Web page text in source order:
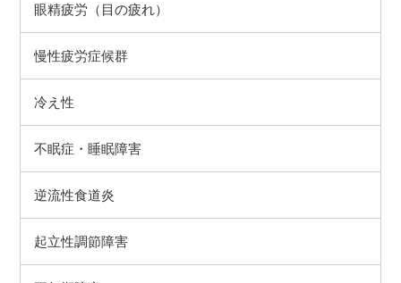
眼精疲労（目の疲れ）
慢性疲労症候群
冷え性
不眠症・睡眠障害
逆流性食道炎
起立性調節障害